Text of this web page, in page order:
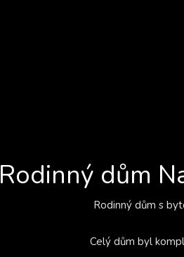
Rodinný dům
Rodinný dům s
Celý dům byl